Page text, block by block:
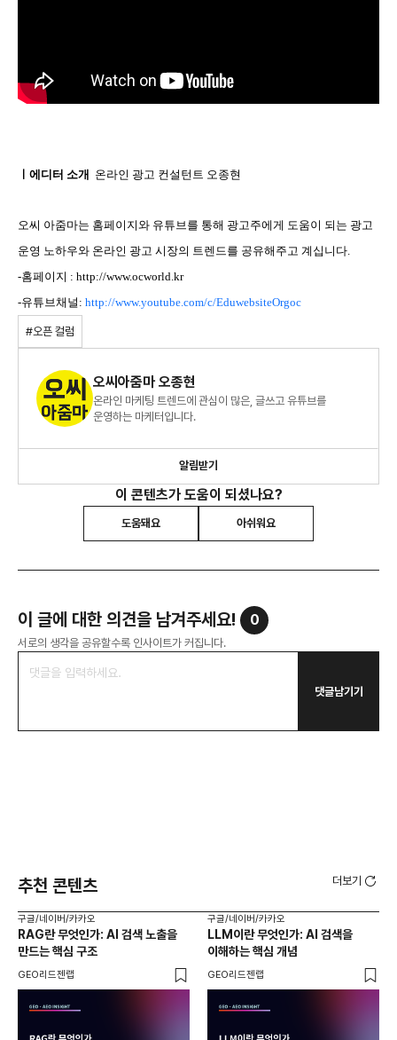
ㅣ에디터 소개 온라인 광고 컨설턴트 오종현
오씨 아줌마는 홈페이지와 유튜브를 통해 광고주에게 도움이 되는 광고
운영 노하우와 온라인 광고 시장의 트렌드를 공유해주고 계십니다.
-홈페이지 : http://www.ocworld.kr
-유튜브채널: http://www.youtube.com/c/EduwebsiteOrgoc
#오픈 컬럼
오씨아줌마 오종현
온라인 마케팅 트렌드에 관심이 많은, 글쓰고 유튜브를
운영하는 마케터입니다.
알림받기
이 콘텐츠가 도움이 되셨나요?
도움돼요 아쉬워요
이 글에 대한 의견을 남겨주세요! 0
서로의 생각을 공유할수록 인사이트가 커집니다.
댓글남기기
추천 콘텐츠 더보기
구글/네이버/카카오
RAG란 무엇인가: AI 검색 노출을
만드는 핵심 구조
GEO리드젠랩
구글/네이버/카카오
LLM이란 무엇인가: AI 검색을
이해하는 핵심 개념
GEO리드젠랩